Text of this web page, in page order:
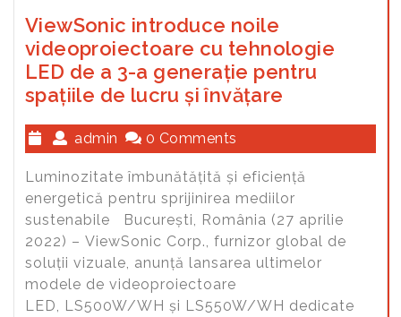
ViewSonic introduce noile
videoproiectoare cu tehnologie
LED de a 3-a generație pentru
spațiile de lucru și învățare
admin 0 Comments
Luminozitate îmbunătățită și eficiență
energetică pentru sprijinirea mediilor
sustenabile București, România (27 aprilie
2022) – ViewSonic Corp., furnizor global de
soluții vizuale, anunță lansarea ultimelor
modele de videoproiectoare
LED, LS500W/WH și LS550W/WH dedicate